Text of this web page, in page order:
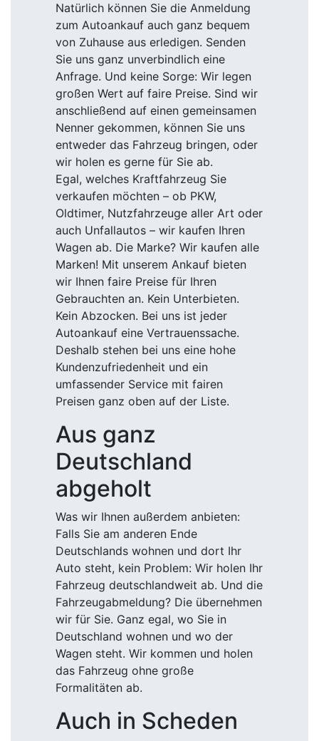
Natürlich können Sie die Anmeldung
zum Autoankauf auch ganz bequem
von Zuhause aus erledigen. Senden
Sie uns ganz unverbindlich eine
Anfrage. Und keine Sorge: Wir legen
großen Wert auf faire Preise. Sind wir
anschließend auf einen gemeinsamen
Nenner gekommen, können Sie uns
entweder das Fahrzeug bringen, oder
wir holen es gerne für Sie ab.
Egal, welches Kraftfahrzeug Sie
verkaufen möchten – ob PKW,
Oldtimer, Nutzfahrzeuge aller Art oder
auch Unfallautos – wir kaufen Ihren
Wagen ab. Die Marke? Wir kaufen alle
Marken! Mit unserem Ankauf bieten
wir Ihnen faire Preise für Ihren
Gebrauchten an. Kein Unterbieten.
Kein Abzocken. Bei uns ist jeder
Autoankauf eine Vertrauenssache.
Deshalb stehen bei uns eine hohe
Kundenzufriedenheit und ein
umfassender Service mit fairen
Preisen ganz oben auf der Liste.
Aus ganz
Deutschland
abgeholt
Was wir Ihnen außerdem anbieten:
Falls Sie am anderen Ende
Deutschlands wohnen und dort Ihr
Auto steht, kein Problem: Wir holen Ihr
Fahrzeug deutschlandweit ab. Und die
Fahrzeugabmeldung? Die übernehmen
wir für Sie. Ganz egal, wo Sie in
Deutschland wohnen und wo der
Wagen steht. Wir kommen und holen
das Fahrzeug ohne große
Formalitäten ab.
Auch in Scheden